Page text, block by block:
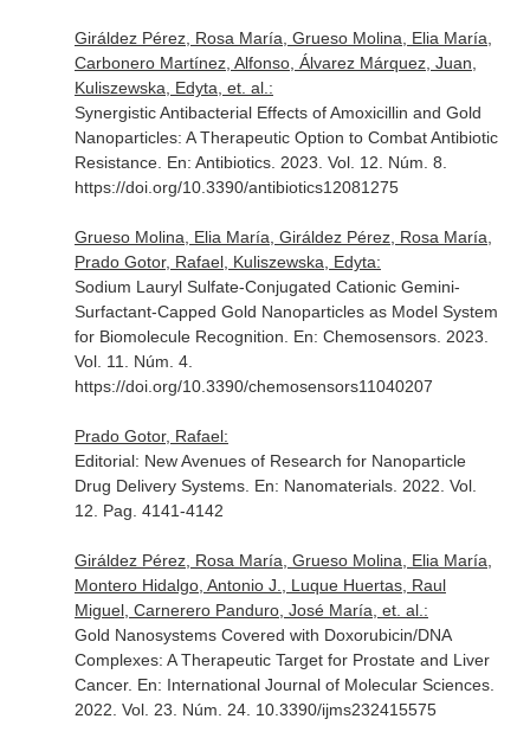
Giráldez Pérez, Rosa María, Grueso Molina, Elia María,
Carbonero Martínez, Alfonso, Álvarez Márquez, Juan,
Kuliszewska, Edyta, et. al.:
Synergistic Antibacterial Effects of Amoxicillin and Gold
Nanoparticles: A Therapeutic Option to Combat Antibiotic
Resistance. En: Antibiotics. 2023. Vol. 12. Núm. 8.
https://doi.org/10.3390/antibiotics12081275
Grueso Molina, Elia María, Giráldez Pérez, Rosa María,
Prado Gotor, Rafael, Kuliszewska, Edyta:
Sodium Lauryl Sulfate-Conjugated Cationic Gemini-
Surfactant-Capped Gold Nanoparticles as Model System
for Biomolecule Recognition. En: Chemosensors. 2023.
Vol. 11. Núm. 4.
https://doi.org/10.3390/chemosensors11040207
Prado Gotor, Rafael:
Editorial: New Avenues of Research for Nanoparticle
Drug Delivery Systems. En: Nanomaterials. 2022. Vol.
12. Pag. 4141-4142
Giráldez Pérez, Rosa María, Grueso Molina, Elia María,
Montero Hidalgo, Antonio J., Luque Huertas, Raul
Miguel, Carnerero Panduro, José María, et. al.:
Gold Nanosystems Covered with Doxorubicin/DNA
Complexes: A Therapeutic Target for Prostate and Liver
Cancer. En: International Journal of Molecular Sciences.
2022. Vol. 23. Núm. 24. 10.3390/ijms232415575